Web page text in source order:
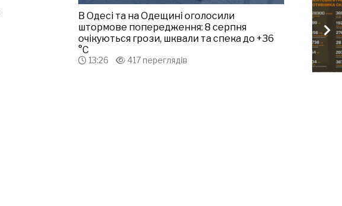
В Одесі та на Одещині оголосили
штормове попередження: 8 серпня
очікуються грози, шквали та спека до +36
°С
13:26 417 переглядів